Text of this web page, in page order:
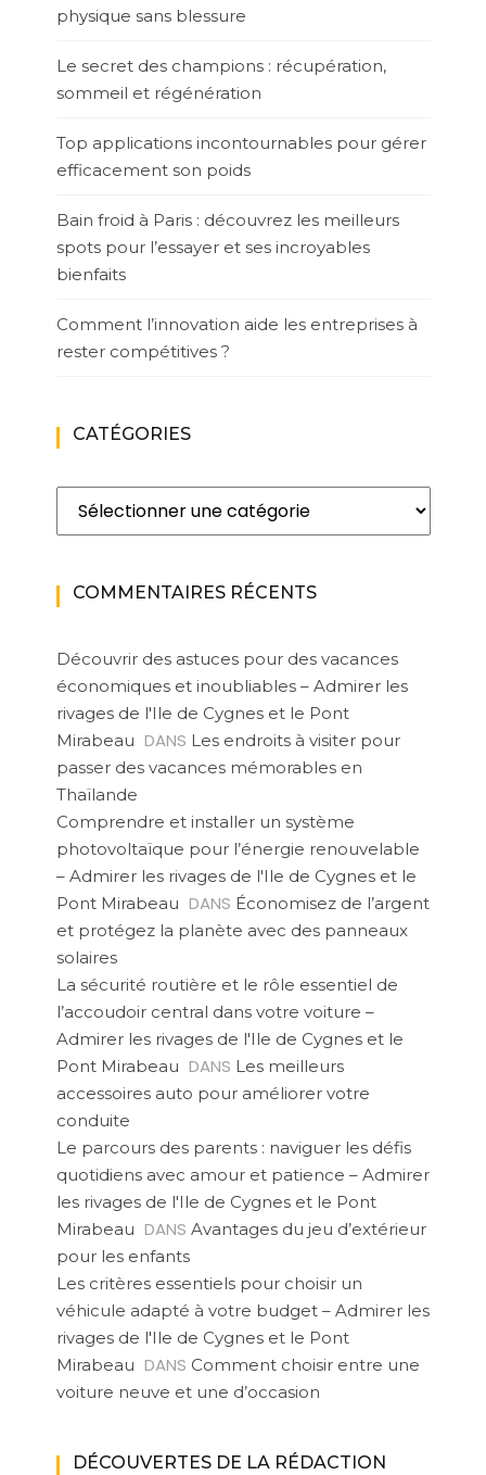
physique sans blessure
Le secret des champions : récupération,
sommeil et régénération
Top applications incontournables pour gérer
efficacement son poids
Bain froid à Paris : découvrez les meilleurs
spots pour l’essayer et ses incroyables
bienfaits
Comment l’innovation aide les entreprises à
rester compétitives ?
CATÉGORIES
Catégories
COMMENTAIRES RÉCENTS
Découvrir des astuces pour des vacances
économiques et inoubliables – Admirer les
rivages de l'Ile de Cygnes et le Pont
Mirabeau DANS Les endroits à visiter pour
passer des vacances mémorables en
Thaïlande
Comprendre et installer un système
photovoltaïque pour l’énergie renouvelable
– Admirer les rivages de l'Ile de Cygnes et le
Pont Mirabeau DANS Économisez de l’argent
et protégez la planète avec des panneaux
solaires
La sécurité routière et le rôle essentiel de
l’accoudoir central dans votre voiture –
Admirer les rivages de l'Ile de Cygnes et le
Pont Mirabeau DANS Les meilleurs
accessoires auto pour améliorer votre
conduite
Le parcours des parents : naviguer les défis
quotidiens avec amour et patience – Admirer
les rivages de l'Ile de Cygnes et le Pont
Mirabeau DANS Avantages du jeu d’extérieur
pour les enfants
Les critères essentiels pour choisir un
véhicule adapté à votre budget – Admirer les
rivages de l'Ile de Cygnes et le Pont
Mirabeau DANS Comment choisir entre une
voiture neuve et une d’occasion
DÉCOUVERTES DE LA RÉDACTION